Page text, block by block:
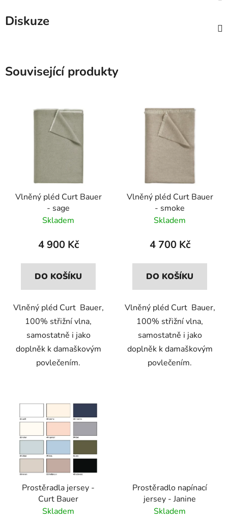
Diskuze
Související produkty
Vlněný pléd Curt Bauer
- sage
Skladem
4 900 Kč
DO KOŠÍKU
Vlněný pléd Curt Bauer,
100% střižní vlna,
samostatně i jako
doplněk k damaškovým
povlečením.
Vlněný pléd Curt Bauer
- smoke
Skladem
4 700 Kč
DO KOŠÍKU
Vlněný pléd Curt Bauer,
100% střižní vlna,
samostatně i jako
doplněk k damaškovým
povlečením.
Prostěradla jersey -
Curt Bauer
Skladem
Prostěradlo napínací
jersey - Janine
Skladem